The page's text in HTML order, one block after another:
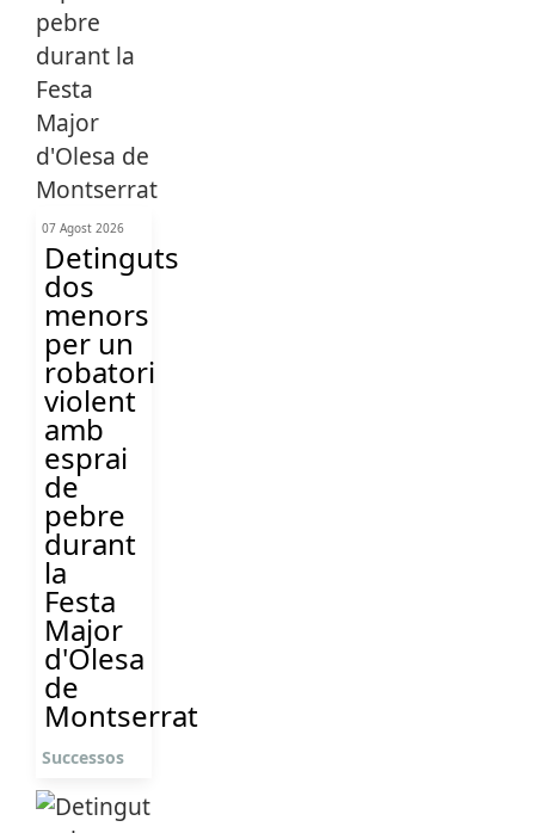
07 Agost 2026
Detinguts
dos
menors
per un
robatori
violent
amb
esprai
de
pebre
durant
la
Festa
Major
d'Olesa
de
Montserrat
Successos